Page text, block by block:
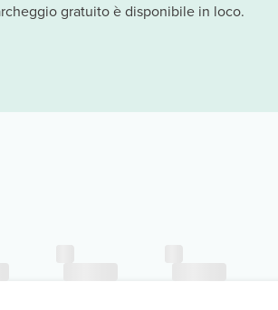
gratuito è disponibile in loco.